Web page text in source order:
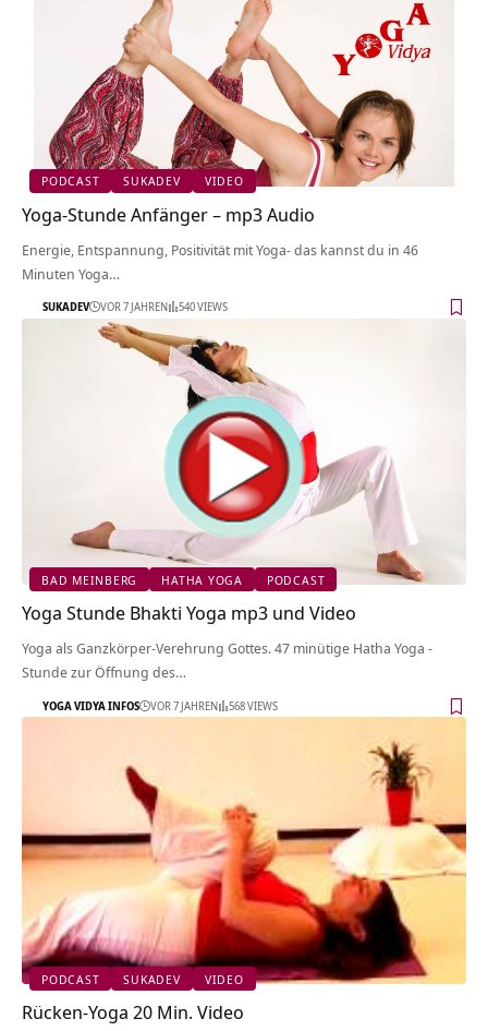
PODCAST SUKADEV VIDEO
Yoga-Stunde Anfänger – mp3 Audio
Energie, Entspannung, Positivität mit Yoga- das kannst du in 46
Minuten Yoga…
SUKADEV VOR 7 JAHREN 540 VIEWS
BAD MEINBERG HATHA YOGA PODCAST
Yoga Stunde Bhakti Yoga mp3 und Video
Yoga als Ganzkörper-Verehrung Gottes. 47 minütige Hatha Yoga -
Stunde zur Öffnung des…
YOGA VIDYA INFOS VOR 7 JAHREN 568 VIEWS
PODCAST SUKADEV VIDEO
Rücken-Yoga 20 Min. Video